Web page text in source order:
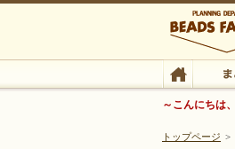
ビーズファク
ビーズ・アク
～こんにちは
トップページ >